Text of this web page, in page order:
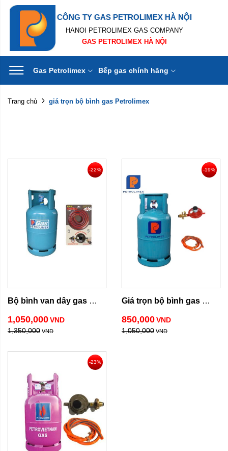
CÔNG TY GAS PETROLIMEX HÀ NỘI
HANOI PETROLIMEX GAS COMPANY
GAS PETROLIMEX HÀ NỘI
Gas Petrolimex Bếp gas chính hãng
Trang chủ giá trọn bộ bình gas Petrolimex
-22%
Bộ bình van dây gas
1,050,000 VND
1,350,000 VND
-19%
Giá trọn bộ bình gas
850,000 VND
1,050,000 VND
-23%